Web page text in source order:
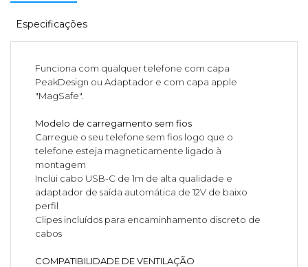
Especificações
Funciona com qualquer telefone com capa
PeakDesign ou Adaptador e com capa apple
"MagSafe".
Modelo de carregamento sem fios
Carregue o seu telefone sem fios logo que o
telefone esteja magneticamente ligado à
montagem
Inclui cabo USB-C de 1m de alta qualidade e
adaptador de saída automática de 12V de baixo
perfil
Clipes incluídos para encaminhamento discreto de
cabos
COMPATIBILIDADE DE VENTILAÇÃO